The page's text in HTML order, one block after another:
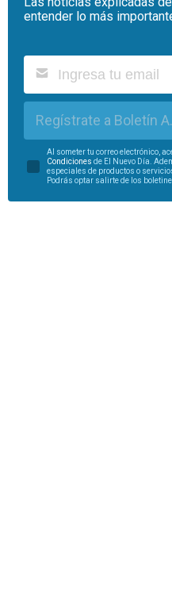
entender lo más
Regístrate a Boletín
Al someter tu correo electrónico,
Condiciones de El Nuevo Día.
especiales de productos o
Podrás optar salirte de los